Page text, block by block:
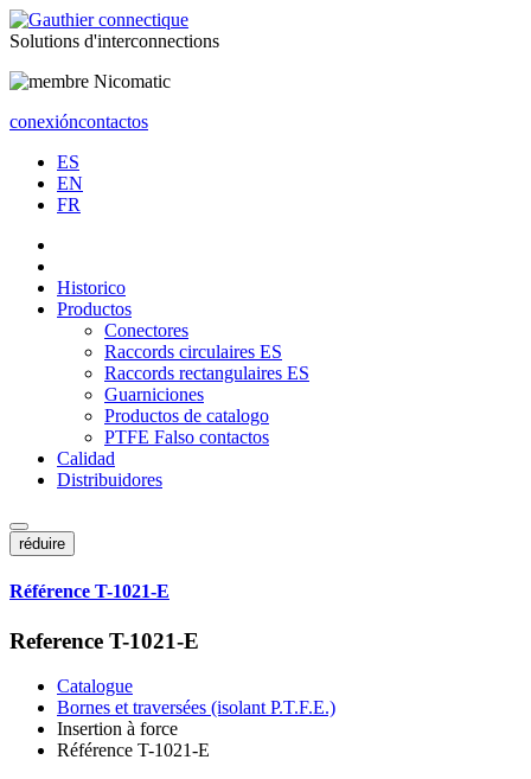
Solutions d'interconnections
conexióncontactos
ES
EN
FR
Historico
Productos
Conectores
Raccords circulaires ES
Raccords rectangulaires ES
Guarniciones
Productos de catalogo
PTFE Falso contactos
Calidad
Distribuidores
réduire
Référence T-1021-E
Reference T-1021-E
Catalogue
Bornes et traversées (isolant P.T.F.E.)
Insertion à force
Référence T-1021-E